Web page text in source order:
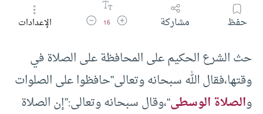
حفظ مشاركة زيادة حجم الخط
16 تقليل حجم الخطالإعدادات
حث الشرع الحكيم على المحافظة على الصلاة في
وقتها،فقال الله سبحانه وتعالى”حافظوا على الصلوات
والصلاة الوسطى“،وقال سبحانه وتعالى:”إن الصلاة